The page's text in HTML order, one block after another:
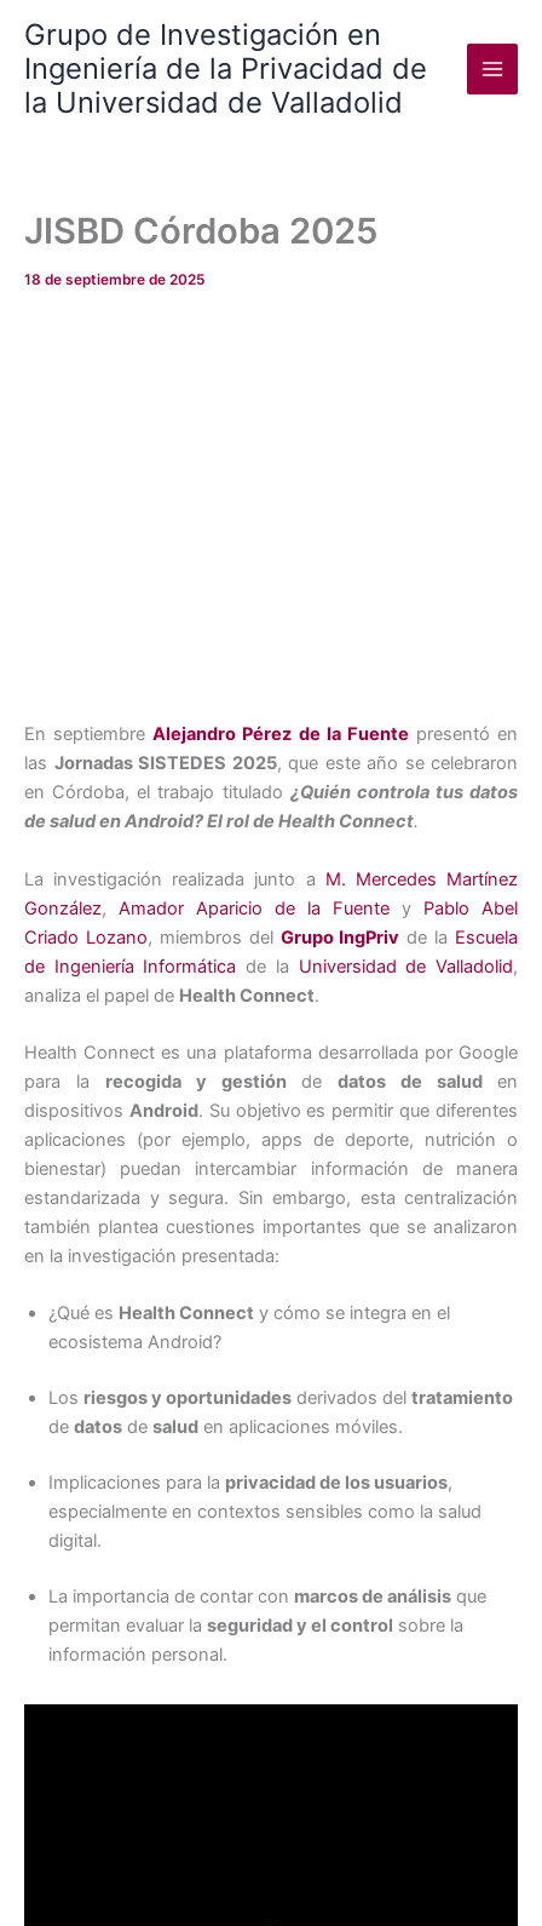
contenido
Grupo de Investigación en
Ingeniería de la Privacidad de
la Universidad de Valladolid
JISBD Córdoba 2025
18 de septiembre de 2025
En septiembreAlejandro Pérez de la Fuente presentó en
las Jornadas SISTEDES 2025, que este año se celebraron
en Córdoba, el trabajo titulado ¿Quién controla tus datos
de salud en Android? El rol de Health Connect.
La investigación realizada junto a M. Mercedes Martínez
González, Amador Aparicio de la Fuente y Pablo Abel
Criado Lozano, miembros del Grupo IngPriv de la Escuela
de Ingeniería Informática de la Universidad de Valladolid,
analiza el papel de Health Connect.
Health Connect es una plataforma desarrollada por Google
para la recogida y gestióndedatos de saluden
dispositivos Android. Su objetivo es permitir que diferentes
aplicaciones (por ejemplo, apps de deporte, nutrición o
bienestar) puedan intercambiar información de manera
estandarizada y segura. Sin embargo, esta centralización
también plantea cuestiones importantes que se analizaron
en la investigación presentada:
¿Qué es Health Connect y cómo se integra en el
ecosistema Android?
Los riesgos y oportunidades derivados del tratamiento
de datos de salud en aplicaciones móviles.
Implicaciones para la privacidad de los usuarios,
especialmente en contextos sensibles como la salud
digital.
La importancia de contar con marcos de análisis que
permitan evaluar la seguridad y el control sobre la
información personal.